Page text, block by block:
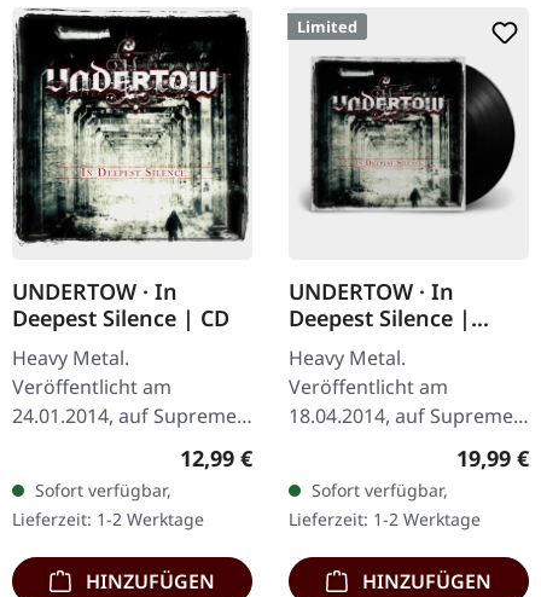
UNDERTOW · In
Deepest Silence | CD
Heavy Metal.
Veröffentlicht am
24.01.2014, auf Supreme
Chaos Records. CD im
Jewelcase. Heavy wie
Hölle und dennoch
abwechslungsreich. Das
neue Album…
Regulärer Preis:
12,99 €
Sofort verfügbar,
Lieferzeit: 1-2 Werktage
HINZUFÜGEN
Limited
UNDERTOW · In
Deepest Silence |
BLACK LP
Heavy Metal.
Veröffentlicht am
18.04.2014, auf Supreme
Schwarzes Vinyl im
Gatefold-Cover. Limitiert
auf 200 Exemplare. · 180g
Vinyl…
19,99 €
Sofort verfügbar,
Lieferzeit: 1-2 Werktage
HINZUFÜGEN